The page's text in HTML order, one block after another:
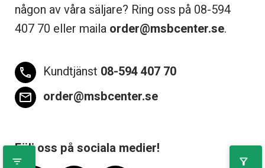
filter_list filter_alt
någon av våra säljare? Ring oss på 08-594
407 70 eller maila order@msbcenter.se.
phone Kundtjänst 08-594 407 70
email order@msbcenter.se
Följ oss på sociala medier!